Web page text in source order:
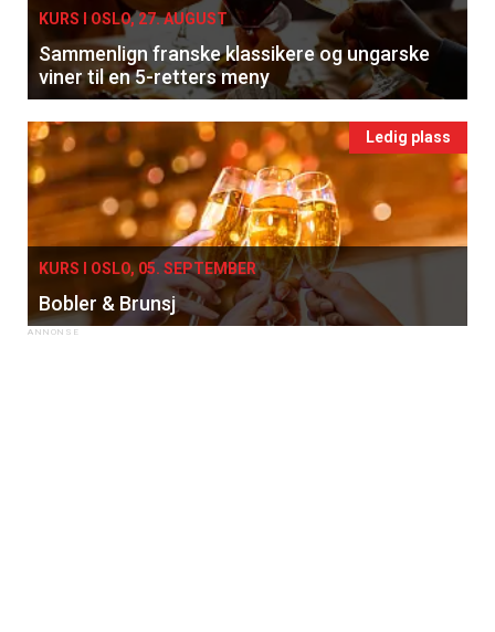
KURS I OSLO, 27. AUGUST
Sammenlign franske klassikere og ungarske
viner til en 5-retters meny
Ledig plass
KURS I OSLO, 05. SEPTEMBER
Bobler & Brunsj